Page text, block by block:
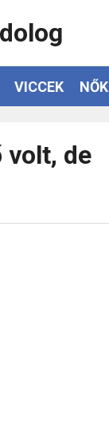
VICCEK NŐK
volt, de